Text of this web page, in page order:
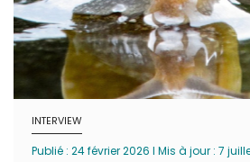
INTERVIEW
Publié : 24 février 2026 I Mis à jour : 7